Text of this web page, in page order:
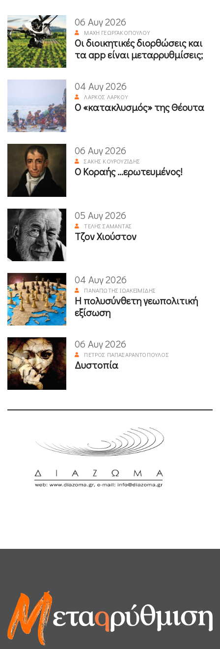
06 Αυγ 2026
ΜΆΧΗ ΓΕΩΡΓΑΚΟΠΟΎΛΟΥ
Οι διοικητικές διορθώσεις και
τα app είναι μεταρρυθμίσεις;
04 Αυγ 2026
ΛΆΡΚΟΣ ΛΆΡΚΟΥ
Ο «κατακλυσμός» της Θέουτα
06 Αυγ 2026
ΣΆΚΗΣ ΚΟΥΡΟΥΖΊΔΗΣ
Ο Κοραής ...ερωτευμένος!
05 Αυγ 2026
ΤΈΛΗΣ ΣΑΜΑΝΤΆΣ
Τζον Χιούστον
04 Αυγ 2026
ΠΑΝΑΓΙΏΤΗΣ ΙΩΑΚΕΙΜΊΔΗΣ
Η πολυσύνθετη γεωπολιτική
εξίσωση
06 Αυγ 2026
ΠΈΤΡΟΣ ΠΑΠΑΣΑΡΑΝΤΌΠΟΥΛΟΣ
Δυστοπία